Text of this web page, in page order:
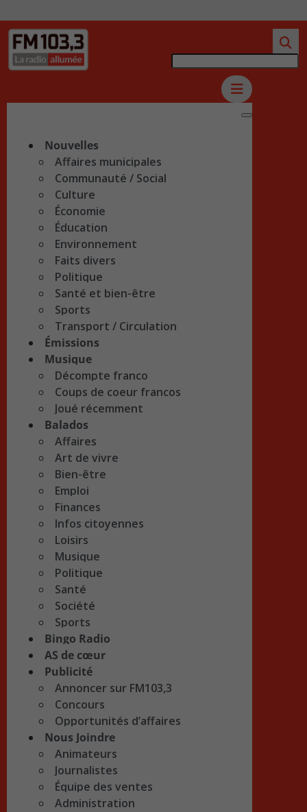
Nouvelles
Affaires municipales
Communauté / Social
Culture
Économie
Éducation
Environnement
Faits divers
Politique
Santé et bien-être
Sports
Transport / Circulation
Émissions
Musique
Décompte franco
Coups de coeur francos
Joué récemment
Balados
Affaires
Art de vivre
Bien-être
Emploi
Finances
Infos citoyennes
Loisirs
Musique
Politique
Santé
Société
Sports
Bingo Radio
AS de cœur
Publicité
Annoncer sur FM103,3
Concours
Opportunités d’affaires
Nous Joindre
Animateurs
Journalistes
Équipe des ventes
Administration